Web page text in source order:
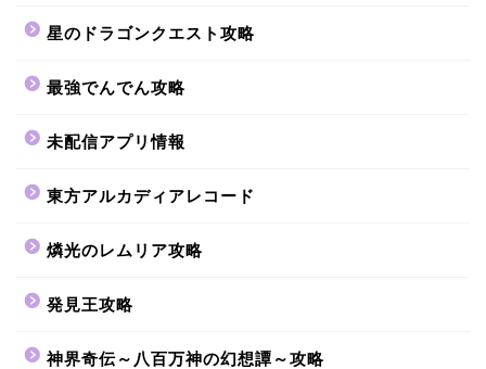
星のドラゴンクエスト攻略
最強でんでん攻略
未配信アプリ情報
東方アルカディアレコード
燐光のレムリア攻略
発見王攻略
神界奇伝～八百万神の幻想譚～攻略